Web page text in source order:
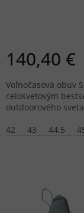
140,40 €
Voľnočasová obuv
celosvetovým
outdoorového
42
43 44,5